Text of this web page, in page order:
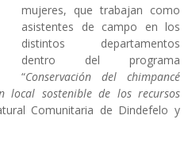
mujeres, que trabajan como
asistentes de campo en los
distintos departamentos
dentro del programa
“Conservación del chimpancé
local sostenible de los recursos
Comunitaria de Dindefelo y